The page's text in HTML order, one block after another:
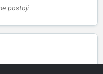
postoji